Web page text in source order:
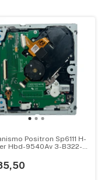
Positron Sp6111 H-
Hbd-9540Av 3-B322-
Optica